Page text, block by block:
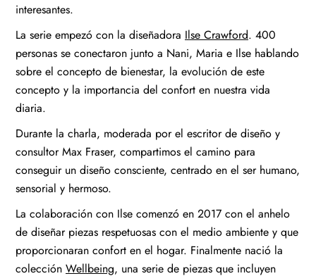
interesantes.
La serie empezó con la diseñadora Ilse Crawford. 400
personas se conectaron junto a Nani, Maria e Ilse hablando
sobre el concepto de bienestar, la evolución de este
concepto y la importancia del confort en nuestra vida
diaria.
Durante la charla, moderada por el escritor de diseño y
consultor Max Fraser, compartimos el camino para
conseguir un diseño consciente, centrado en el ser humano,
sensorial y hermoso.
La colaboración con Ilse comenzó en 2017 con el anhelo
de diseñar piezas respetuosas con el medio ambiente y que
proporcionaran confort en el hogar. Finalmente nació la
colección Wellbeing, una serie de piezas que incluyen